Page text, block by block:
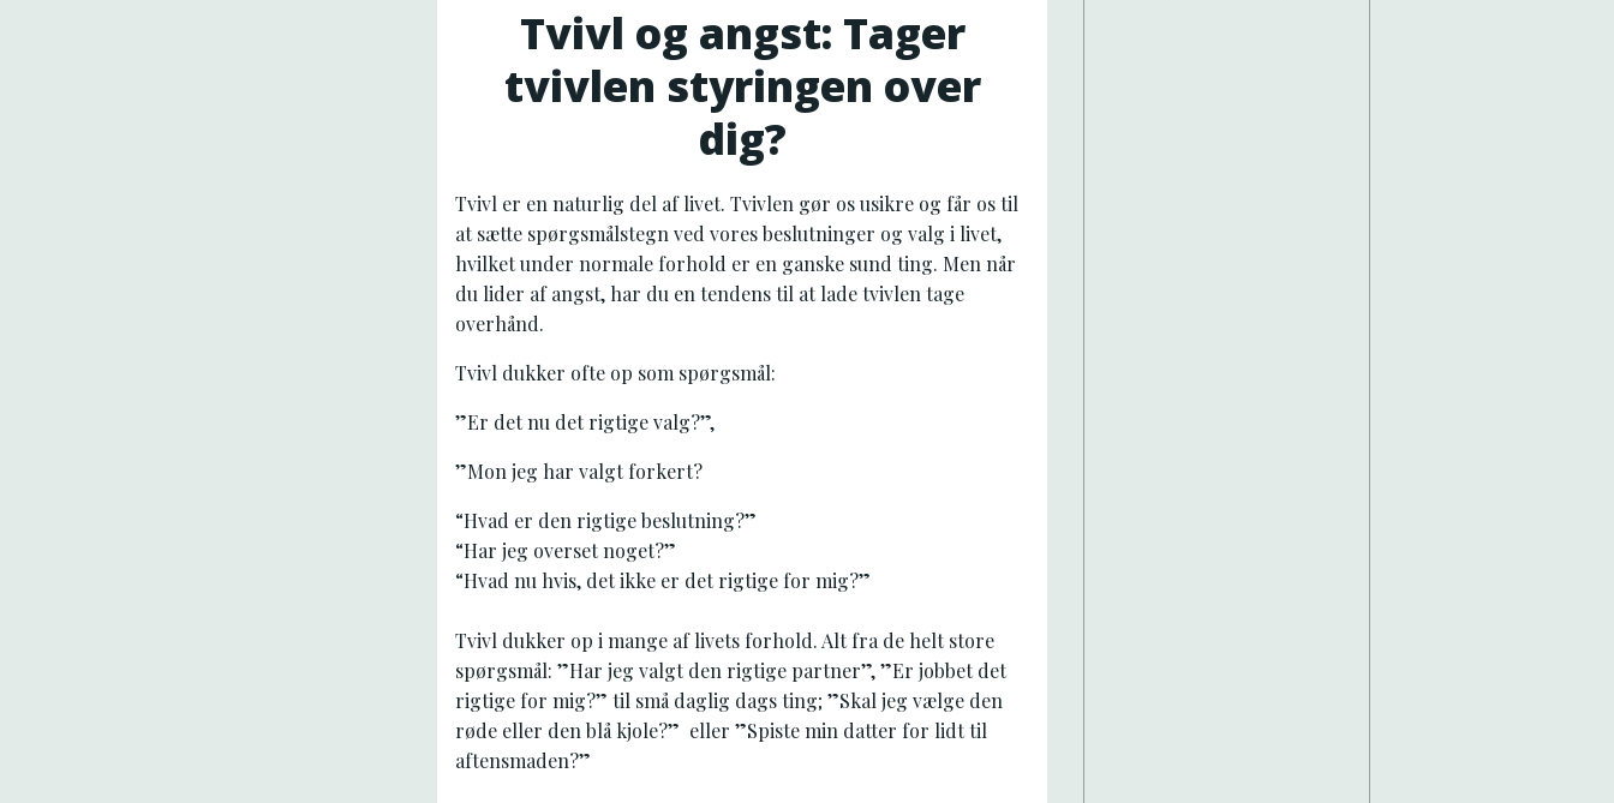
Tvivl og angst: Tager
tvivlen styringen over
dig?
Tvivl er en naturlig del af livet. Tvivlen gør os usikre og får os til
at sætte spørgsmålstegn ved vores beslutninger og valg i livet,
hvilket under normale forhold er en ganske sund ting. Men når
du lider af angst, har du en tendens til at lade tvivlen tage
overhånd.
Tvivl dukker ofte op som spørgsmål:
”Er det nu det rigtige valg?”,
”Mon jeg har valgt forkert?
“Hvad er den rigtige beslutning?”
“Har jeg overset noget?”
“Hvad nu hvis, det ikke er det rigtige for mig?”
Tvivl dukker op i mange af livets forhold. Alt fra de helt store
spørgsmål: ”Har jeg valgt den rigtige partner”, ”Er jobbet det
rigtige for mig?” til små daglig dags ting; ”Skal jeg vælge den
røde eller den blå kjole?” eller ”Spiste min datter for lidt til
aftensmaden?”